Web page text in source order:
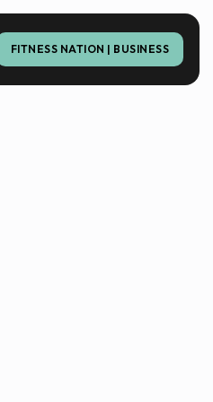
FITNESS NATION | BUSINESS